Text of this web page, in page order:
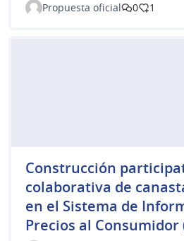
Propuesta oficial 0 1
Construcción
colaborativa de
en el Sistema de
Precios al Consumidor